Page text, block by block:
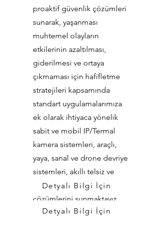
proaktif güvenlik çözümleri
sunarak, yaşanması
muhtemel olayların
etkilerinin azaltılması,
giderilmesi ve ortaya
çıkmaması için hafifletme
stratejileri kapsamında
standart uygulamalarımıza
ek olarak ihtiyaca yönelik
sabit ve mobil IP/Termal
kamera sistemleri, araçlı,
yaya, sanal ve drone devriye
sistemleri, akıllı telsiz ve
uzaktan izleme hizmetleri
çözümlerini sunmaktayız.
Detyalı Bilgi İçin
Detyalı Bilgi İçin